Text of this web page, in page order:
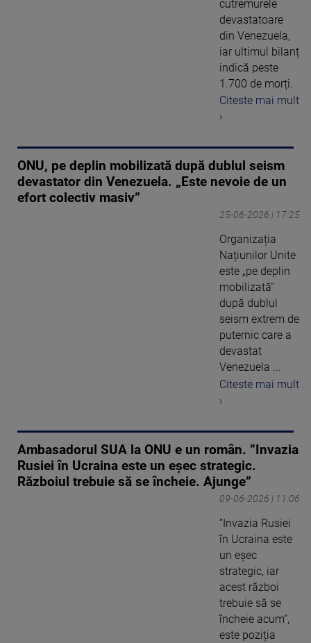
cutremurele
devastatoare
din Venezuela,
iar ultimul bilanț
indică peste
1.700 de morți.
Citeste mai mult
›
ONU, pe deplin mobilizată după dublul seism
devastator din Venezuela. „Este nevoie de un
efort colectiv masiv”
25-06-2026 | 17:25
Organizația
Națiunilor Unite
este „pe deplin
mobilizată”
după dublul
seism extrem de
puternic care a
devastat
Venezuela ...
Citeste mai mult
›
Ambasadorul SUA la ONU e un român. ”Invazia
Rusiei în Ucraina este un eșec strategic.
Războiul trebuie să se încheie. Ajunge”
09-06-2026 | 11:06
”Invazia Rusiei
în Ucraina este
un eșec
strategic, iar
acest război
trebuie să se
încheie acum”,
este poziția